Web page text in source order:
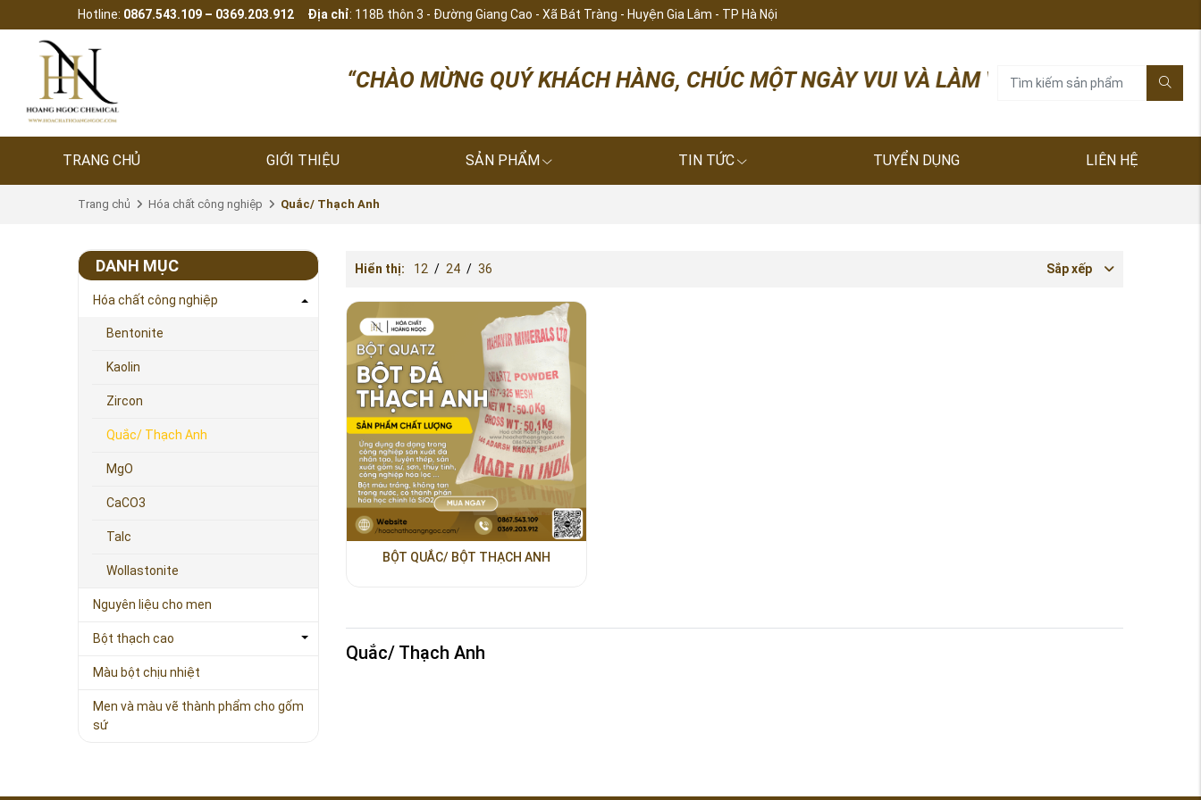
Hotline: 0867.543.109 – 0369.203.912 Địa chỉ: 118B thôn 3 - Đường Giang Cao - Xã Bát Tràng - Huyện Gia Lâm - TP Hà Nội
“CHÀO MỪNG QUÝ KHÁCH HÀNG, CHÚC MỘT NGÀY VUI VÀ LÀM VIỆC HIỆU QUẢ!
TRANG CHỦ GIỚI THIỆU SẢN PHẨM TIN TỨC TUYỂN DỤNG LIÊN HỆ
Trang chủ Hóa chất công nghiệp Quắc/ Thạch Anh
DANH MỤC
Hóa chất công nghiệp
Bentonite
Kaolin
Zircon
Quắc/ Thạch Anh
MgO
CaCO3
Talc
Wollastonite
Nguyên liệu cho men
Bột thạch cao
Màu bột chịu nhiệt
Men và màu vẽ thành phẩm cho gốm
sứ
Hiển thị: 12 / 24 / 36 Sắp xếp
BỘT QUẮC/ BỘT THẠCH ANH
Quắc/ Thạch Anh